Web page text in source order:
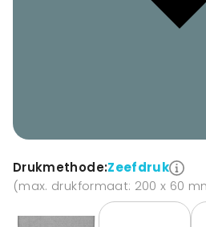
Drukmethode:Zeefdruk
(max. drukformaat: 200 x 60